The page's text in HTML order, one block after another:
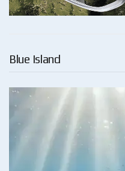
Blue Island